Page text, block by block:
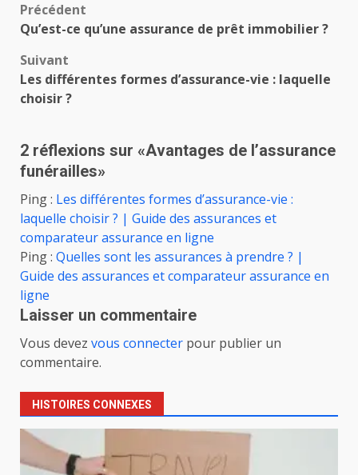
Navigation
d’article
Précédent
Qu’est-ce qu’une assurance de prêt immobilier ?
Suivant
Les différentes formes d’assurance-vie : laquelle
choisir ?
2 réflexions sur «Avantages de l’assurance
funérailles»
Ping : Les différentes formes d’assurance-vie :
laquelle choisir ? | Guide des assurances et
comparateur assurance en ligne
Ping : Quelles sont les assurances à prendre ? |
Guide des assurances et comparateur assurance en
ligne
Laisser un commentaire
Vous devez vous connecter pour publier un
commentaire.
HISTOIRES CONNEXES